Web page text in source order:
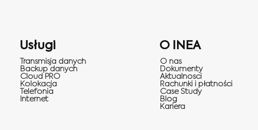
Usługi
Transmisja danych
Backup danych
Cloud PRO
Kolokacja
Telefonia
Internet
O INEA
O nas
Dokumenty
Aktualnosci
Rachunki i płatności
Case Study
Blog
Kariera